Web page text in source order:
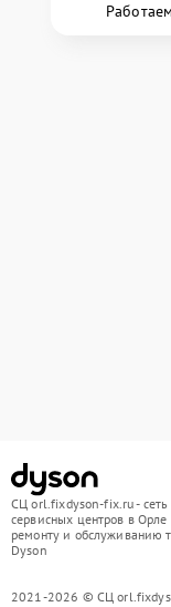
СЦ orl.fixdyson-fix.ru - сеть
сервисных центров в Орле
ремонту и обслуживанию
Dyson
2021-2026 © СЦ